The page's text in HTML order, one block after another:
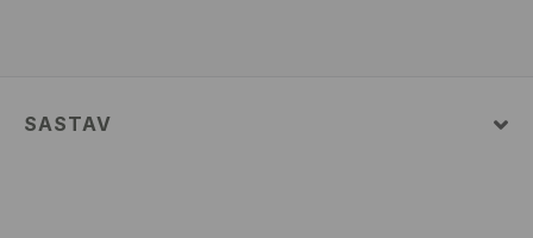
SASTAV